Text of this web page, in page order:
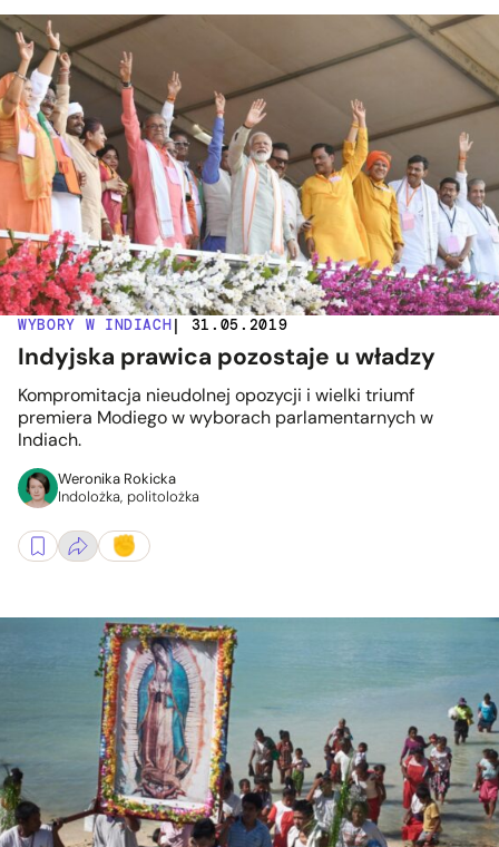
WYBORY W INDIACH| 31.05.2019
Indyjska prawica pozostaje u władzy
Kompromitacja nieudolnej opozycji i wielki triumf
premiera Modiego w wyborach parlamentarnych w
Indiach.
Weronika Rokicka
Indolożka, politolożka